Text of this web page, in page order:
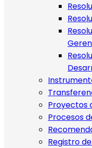
Proyectos
Procesos
Registro